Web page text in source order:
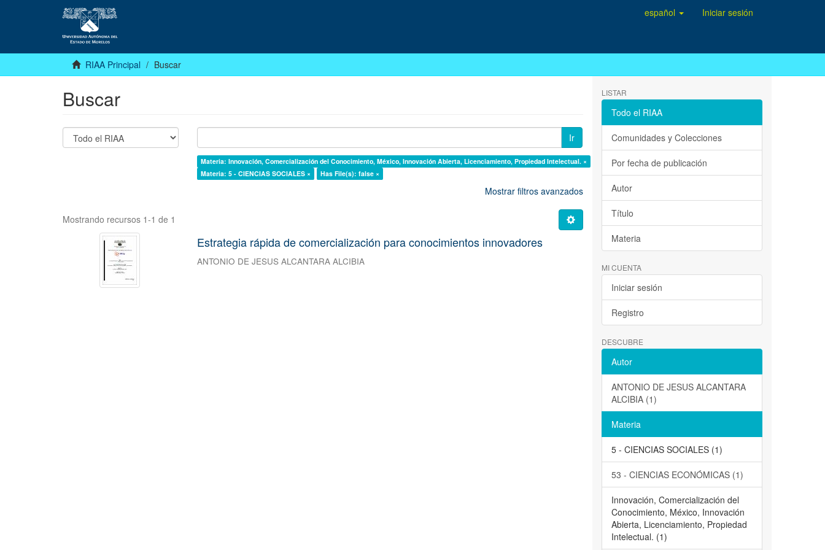
español Iniciar sesión
RIAA Principal Buscar
Buscar
Ir
Materia: Innovación, Comercialización del Conocimiento, México, Innovación Abierta, Licenciamiento, Propiedad Intelectual. ×
Materia: 5 - CIENCIAS SOCIALES ×
Has File(s): false ×
Mostrar filtros avanzados
Mostrando recursos 1-1 de 1
Estrategia rápida de comercialización para conocimientos innovadores
ANTONIO DE JESUS ALCANTARA ALCIBIA
LISTAR
Todo el RIAA
Comunidades y Colecciones
Por fecha de publicación
Autor
Título
Materia
MI CUENTA
Iniciar sesión
Registro
DESCUBRE
Autor
ANTONIO DE JESUS ALCANTARA
ALCIBIA (1)
Materia
5 - CIENCIAS SOCIALES (1)
53 - CIENCIAS ECONÓMICAS (1)
Innovación, Comercialización del
Conocimiento, México, Innovación
Abierta, Licenciamiento, Propiedad
Intelectual. (1)